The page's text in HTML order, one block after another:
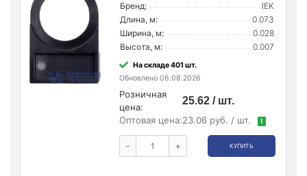
Бренд:
IEK
Длина, м:
0.073
Ширина, м:
0.028
Высота, м:
0.007
На складе 401 шт.
Обновлено 06.08.2026
Розничная
цена:
25.62 / шт.
Оптовая цена:23.06 руб. / шт. !
- + КУПИТЬ